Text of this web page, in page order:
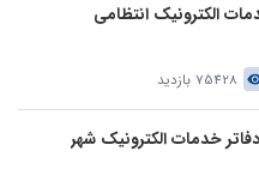
الکترونیک انتظامی
75428 بازدید
خدمات الکترونیک شهر